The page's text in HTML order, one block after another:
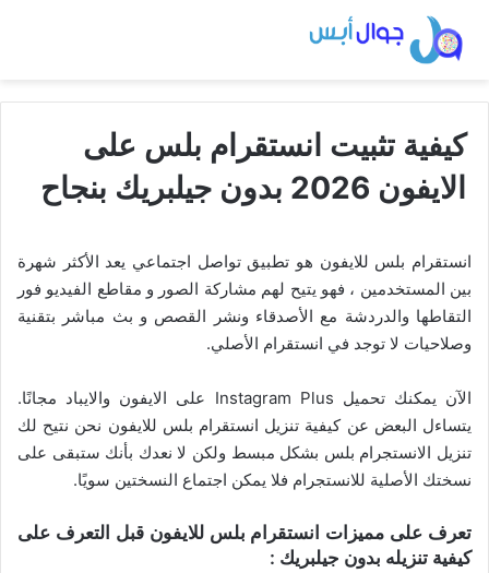
كيفية تثبيت انستقرام بلس على
الايفون 2026 بدون جيلبريك بنجاح
انستقرام بلس للايفون هو تطبيق تواصل اجتماعي يعد الأكثر شهرة
بين المستخدمين ، فهو يتيح لهم مشاركة الصور و مقاطع الفيديو فور
التقاطها والدردشة مع الأصدقاء ونشر القصص و بث مباشر بتقنية
وصلاحيات لا توجد في انستقرام الأصلي.
الآن يمكنك تحميل Instagram Plus على الايفون والايباد مجانًا.
يتساءل البعض عن كيفية تنزيل انستقرام بلس للايفون نحن نتيح لك
تنزيل الانستجرام بلس بشكل مبسط ولكن لا نعدك بأنك ستبقى على
نسختك الأصلية للانستجرام فلا يمكن اجتماع النسختين سويًا.
تعرف على مميزات انستقرام بلس للايفون قبل التعرف على
كيفية تنزيله بدون جيلبريك :